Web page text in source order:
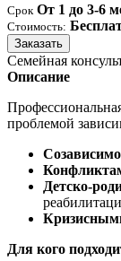
Срок От 1 до 3-6
Стоимость:
Заказать
Семейная
Описание
проблемой
Детско-
Для кого